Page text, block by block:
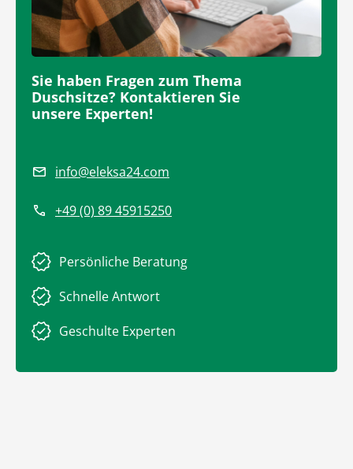
Sie haben Fragen zum Thema
Duschsitze? Kontaktieren Sie
unsere Experten!
info@eleksa24.com
+49 (0) 89 45915250
Persönliche Beratung
Schnelle Antwort
Geschulte Experten